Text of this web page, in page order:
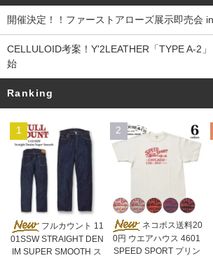
開催決定！！ファーストアローズ展示即売会
CELLULOID考案！Y'2LEATHER「TYPE A-2
始
Ranking
1
フルカウント 11
01SSW STRAIGHT DEN
IM SUPER SMOOTH ス
2
ネコポス送料20
0円 ウエアハウス 4601
SPEED SPORT プリン